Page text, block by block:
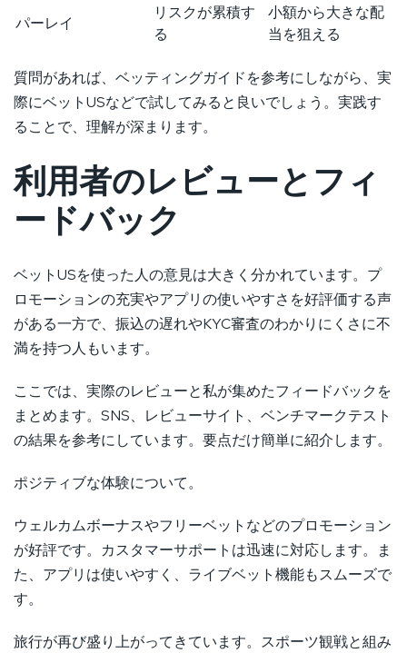
パーレイ
リスクが累積す
る
小額から大きな配
当を狙える
質問があれば、ベッティングガイドを参考にしながら、実
際にベットUSなどで試してみると良いでしょう。実践す
ることで、理解が深まります。
利用者のレビューとフィ
ードバック
ベットUSを使った人の意見は大きく分かれています。プ
ロモーションの充実やアプリの使いやすさを好評価する声
がある一方で、振込の遅れやKYC審査のわかりにくさに不
満を持つ人もいます。
ここでは、実際のレビューと私が集めたフィードバックを
まとめます。SNS、レビューサイト、ベンチマークテスト
の結果を参考にしています。要点だけ簡単に紹介します。
ポジティブな体験について。
ウェルカムボーナスやフリーベットなどのプロモーション
が好評です。カスタマーサポートは迅速に対応します。ま
た、アプリは使いやすく、ライブベット機能もスムーズで
す。
旅行が再び盛り上がってきています。スポーツ観戦と組み